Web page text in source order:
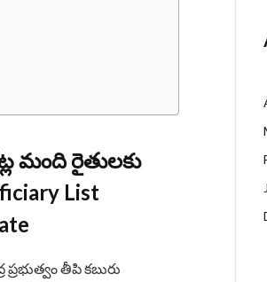
మంది రైతులకు
List
తీపి కబురు